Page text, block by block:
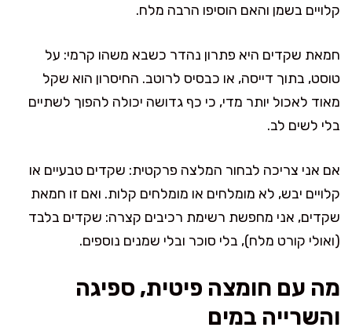
קלויים בשמן והאם הוסיפו הרבה מלח.
חמאת שקדים היא פתרון נהדר כשבא משהו קרמי: על
טוסט, בתוך דייסה, או כבסיס לרוטב. החיסרון הוא שקל
מאוד לאכול יותר מדי, כי כף גדושה יכולה להפוך לשתיים
בלי לשים לב.
אם אני צריכה לבחור המלצה פרקטית: שקדים טבעיים או
קלויים יבש, לא מומלחים או מומלחים קלות. ואם זו חמאת
שקדים, אני מחפשת רשימת רכיבים קצרה: שקדים בלבד
(ואולי קורט מלח), בלי סוכר ובלי שמנים נוספים.
מה עם חומצה פיטית, ספיגה
והשרייה במים